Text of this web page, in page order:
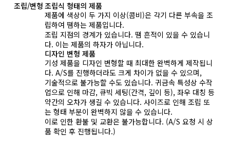
조립/변형 조립식 형태의 제품
제품에 색상이 두 가지 이상(콤비)은 각기 다른 부속을 조
립하여 땜하는 제품입니다.
조립 지점의 경계가 있습니다. 땜 흔적이 있을 수 있습니
다. 이는 제품의 하자가 아닙니다.
디자인 변형 제품
기성 제품을 디자인 변형할 때 최대한 완벽하게 제작됩니
다. A/S를 진행하더라도 크게 차이가 없을 수 있으며,
기술적으로 불가능할 수도 있습니다. 귀금속 특성상 수작
업으로 인해 마감, 큐빅 세팅(간격, 깊이 등), 좌우 대칭 등
약간의 오차가 생길 수 있습니다. 사이즈로 인해 조립 또
는 형태 부분이 완벽하지 않을 수 있습니다.
이로 인한 환불 및 교환은 불가능합니다. (A/S 요청 시 상
품 확인 후 진행됩니다.)